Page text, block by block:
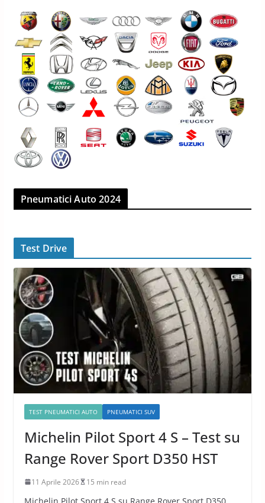
Pneumatici Auto 2024
Test Drive
TEST PNEUMATICI AUTO PNEUMATICI SUV
Michelin Pilot Sport 4 S – Test su
Range Rover Sport D350 HST
11 Aprile 2026 15 min read
Michelin Pilot Sport 4 S su Range Rover Sport D350